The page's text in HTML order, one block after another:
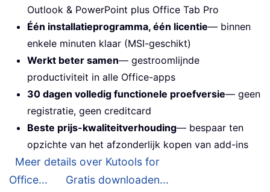
Outlook & PowerPoint plus Office Tab Pro
Één installatieprogramma, één licentie— binnen
enkele minuten klaar (MSI-geschikt)
Werkt beter samen— gestroomlijnde
productiviteit in alle Office-apps
30 dagen volledig functionele proefversie— geen
registratie, geen creditcard
Beste prijs-kwaliteitverhouding— bespaar ten
opzichte van het afzonderlijk kopen van add-ins
Meer details over Kutools for
Office...
Gratis downloaden...